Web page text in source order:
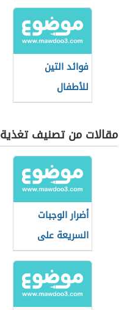
فوائد التين
للأطفال
مقالات من تصنيف تغذية
أضرار الوجبات
السريعة على
الأطفال